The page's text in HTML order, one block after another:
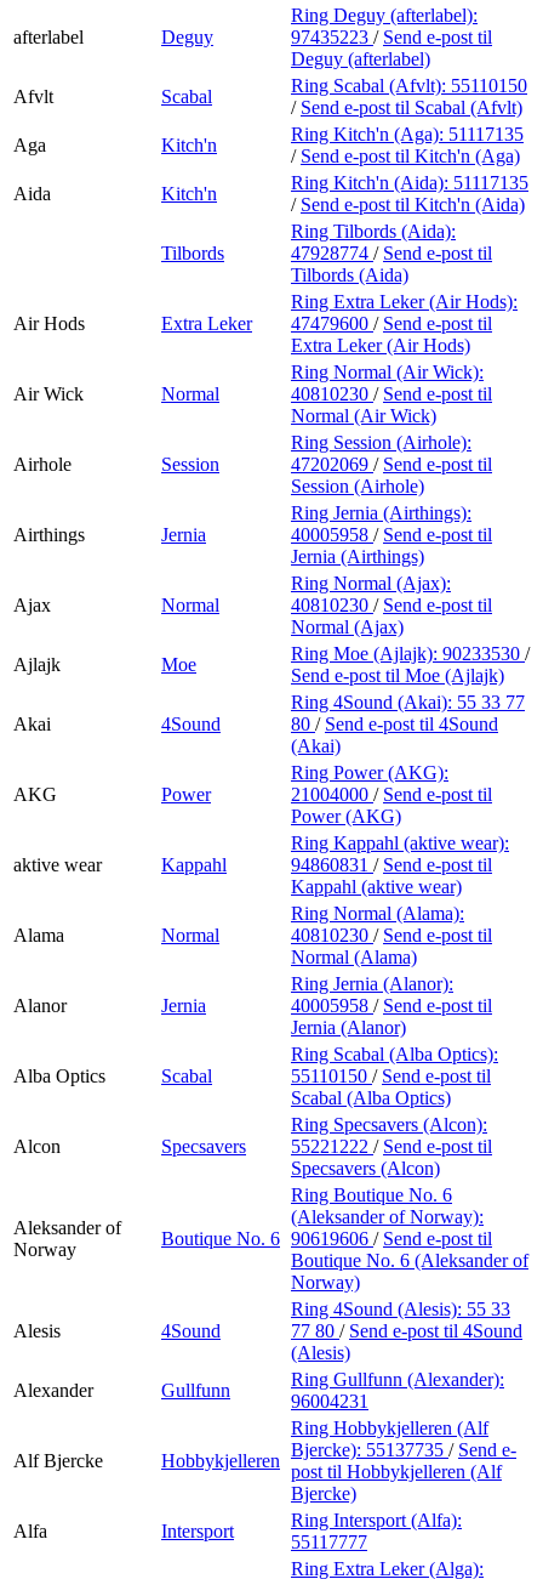
afterlabel Deguy
Ring Deguy (afterlabel):
97435223 / Send e-post til
Deguy (afterlabel)
Afvlt
Scabal
Ring Scabal (Afvlt): 55110150
/ Send e-post til Scabal (Afvlt)
Aga
Kitch'n
Ring Kitch'n (Aga): 51117135
/ Send e-post til Kitch'n (Aga)
Aida
Kitch'n
Ring Kitch'n (Aida): 51117135
/ Send e-post til Kitch'n (Aida)
Tilbords
Ring Tilbords (Aida):
47928774 / Send e-post til
Tilbords (Aida)
Air Hods Extra Leker
Ring Extra Leker (Air Hods):
47479600 / Send e-post til
Extra Leker (Air Hods)
Air Wick Normal
Ring Normal (Air Wick):
40810230 / Send e-post til
Normal (Air Wick)
Airhole Session
Ring Session (Airhole):
47202069 / Send e-post til
Session (Airhole)
Airthings Jernia
Ring Jernia (Airthings):
40005958 / Send e-post til
Jernia (Airthings)
Ajax Normal
Ring Normal (Ajax):
40810230 / Send e-post til
Normal (Ajax)
Ajlajk
Moe
Ring Moe (Ajlajk): 90233530 /
Send e-post til Moe (Ajlajk)
Akai 4Sound
Ring 4Sound (Akai): 55 33 77
80 / Send e-post til 4Sound
(Akai)
AKG Power
Ring Power (AKG):
21004000 / Send e-post til
Power (AKG)
aktive wear Kappahl
Ring Kappahl (aktive wear):
94860831 / Send e-post til
Kappahl (aktive wear)
Alama Normal
Ring Normal (Alama):
40810230 / Send e-post til
Normal (Alama)
Alanor Jernia
Ring Jernia (Alanor):
40005958 / Send e-post til
Jernia (Alanor)
Alba Optics Scabal
Ring Scabal (Alba Optics):
55110150 / Send e-post til
Scabal (Alba Optics)
Alcon Specsavers
Ring Specsavers (Alcon):
55221222 / Send e-post til
Specsavers (Alcon)
Aleksander of
Norway
Boutique No. 6
Ring Boutique No. 6
(Aleksander of Norway):
90619606 / Send e-post til
Boutique No. 6 (Aleksander of
Norway)
Alesis 4Sound
Ring 4Sound (Alesis): 55 33
77 80 / Send e-post til 4Sound
(Alesis)
Alexander
Gullfunn
Ring Gullfunn (Alexander):
96004231
Alf Bjercke Hobbykjelleren
Ring Hobbykjelleren (Alf
Bjercke): 55137735 / Send e-
post til Hobbykjelleren (Alf
Bjercke)
Alfa
Intersport
Ring Intersport (Alfa):
55117777
Ring Extra Leker (Alga):